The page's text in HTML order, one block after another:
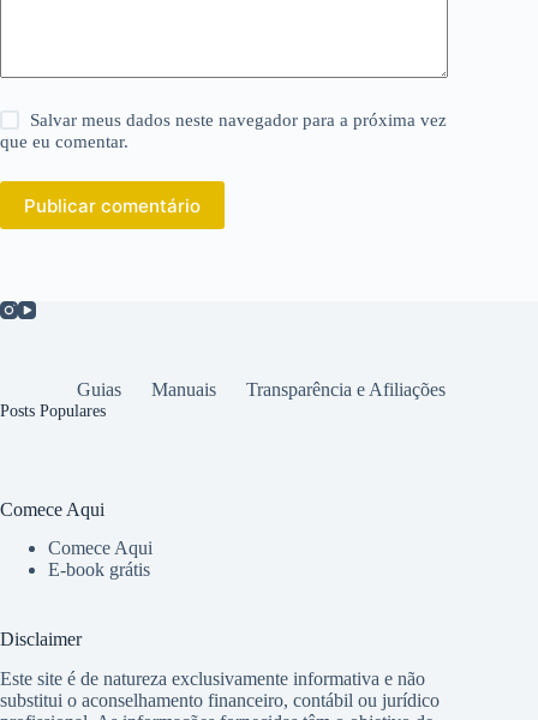
Salvar meus dados neste navegador para a próxima vez
que eu comentar.
Publicar comentário
Guias Manuais Transparência e Afiliações
Posts Populares
Comece Aqui
Comece Aqui
E-book grátis
Disclaimer
Este site é de natureza exclusivamente informativa e não
substitui o aconselhamento financeiro, contábil ou jurídico